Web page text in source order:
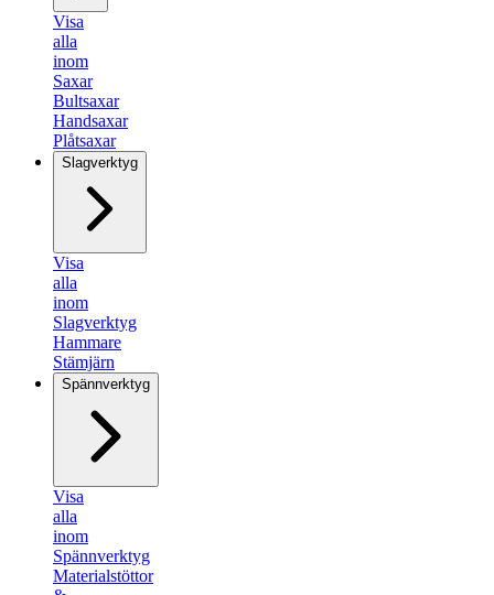
Visa
alla
inom
Saxar
Bultsaxar
Handsaxar
Plåtsaxar
Slagverktyg
Visa
alla
inom
Slagverktyg
Hammare
Stämjärn
Spännverktyg
Visa
alla
inom
Spännverktyg
Materialstöttor